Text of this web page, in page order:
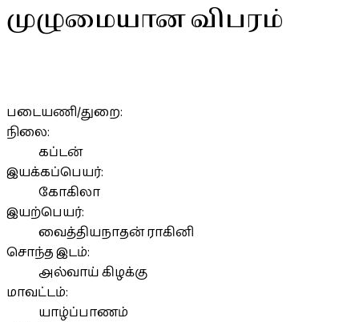
முழுமையான விபரம்
படையணி/துறை:
நிலை:
கப்டன்
இயக்கப்பெயர்:
கோகிலா
இயற்பெயர்:
வைத்தியநாதன் ராகினி
சொந்த இடம்:
அல்வாய் கிழக்கு
மாவட்டம்:
யாழ்ப்பாணம்